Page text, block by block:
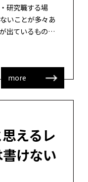
研究職する場
いことが多々あ
出ているもの
名もの人が応募
ち […]
more
えるレ
けない